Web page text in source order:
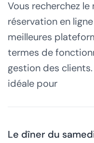
Vous recherchez
réservation en
meilleures
termes de
gestion des
idéale pour
Le dîner du